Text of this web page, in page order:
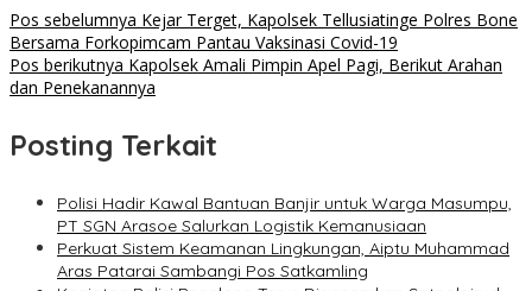
Pos sebelumnya Kejar Terget, Kapolsek Tellusiatinge Polres Bone
Bersama Forkopimcam Pantau Vaksinasi Covid-19
Pos berikutnya Kapolsek Amali Pimpin Apel Pagi, Berikut Arahan
dan Penekanannya
Posting Terkait
Polisi Hadir Kawal Bantuan Banjir untuk Warga Masumpu,
PT SGN Arasoe Salurkan Logistik Kemanusiaan
Perkuat Sistem Keamanan Lingkungan, Aiptu Muhammad
Aras Patarai Sambangi Pos Satkamling